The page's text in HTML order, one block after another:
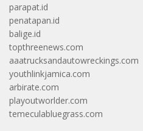
parapat.id
penatapan.id
balige.id
topthreenews.com
aaatrucksandautowreckings.com
youthlinkjamica.com
arbirate.com
playoutworlder.com
temeculabluegrass.com